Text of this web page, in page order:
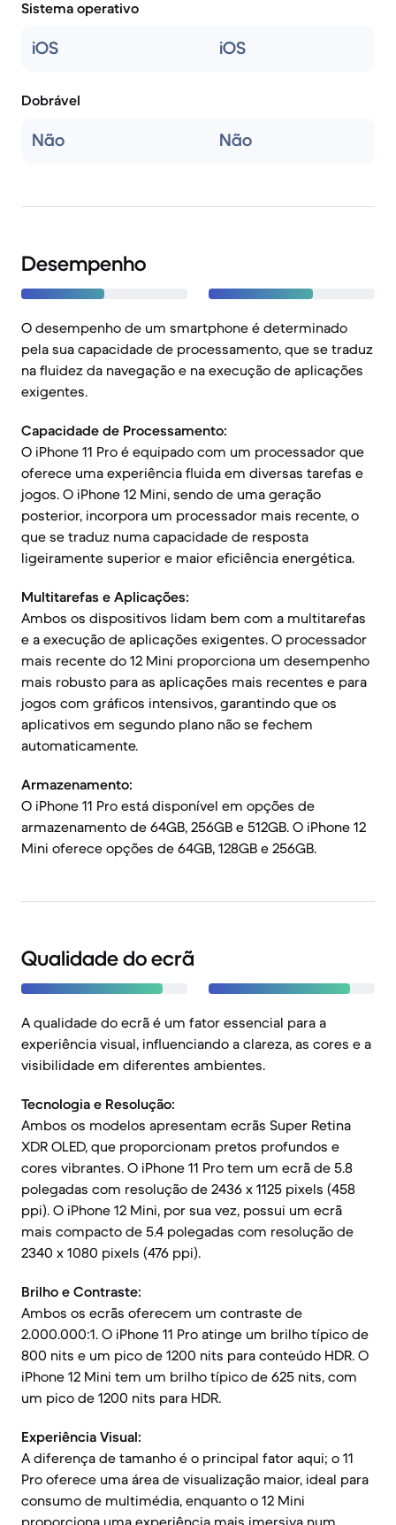
Sistema operativo
iOS iOS
Dobrável
Não Não
Desempenho
O desempenho de um smartphone é determinado
pela sua capacidade de processamento, que se traduz
na fluidez da navegação e na execução de aplicações
exigentes.
Capacidade de Processamento:
O iPhone 11 Pro é equipado com um processador que
oferece uma experiência fluida em diversas tarefas e
jogos. O iPhone 12 Mini, sendo de uma geração
posterior, incorpora um processador mais recente, o
que se traduz numa capacidade de resposta
ligeiramente superior e maior eficiência energética.
Multitarefas e Aplicações:
Ambos os dispositivos lidam bem com a multitarefas
e a execução de aplicações exigentes. O processador
mais recente do 12 Mini proporciona um desempenho
mais robusto para as aplicações mais recentes e para
jogos com gráficos intensivos, garantindo que os
aplicativos em segundo plano não se fechem
automaticamente.
Armazenamento:
O iPhone 11 Pro está disponível em opções de
armazenamento de 64GB, 256GB e 512GB. O iPhone 12
Mini oferece opções de 64GB, 128GB e 256GB.
Qualidade do ecrã
A qualidade do ecrã é um fator essencial para a
experiência visual, influenciando a clareza, as cores e a
visibilidade em diferentes ambientes.
Tecnologia e Resolução:
Ambos os modelos apresentam ecrãs Super Retina
XDR OLED, que proporcionam pretos profundos e
cores vibrantes. O iPhone 11 Pro tem um ecrã de 5.8
polegadas com resolução de 2436 x 1125 pixels (458
ppi). O iPhone 12 Mini, por sua vez, possui um ecrã
mais compacto de 5.4 polegadas com resolução de
2340 x 1080 pixels (476 ppi).
Brilho e Contraste:
Ambos os ecrãs oferecem um contraste de
2.000.000:1. O iPhone 11 Pro atinge um brilho típico de
800 nits e um pico de 1200 nits para conteúdo HDR. O
iPhone 12 Mini tem um brilho típico de 625 nits, com
um pico de 1200 nits para HDR.
Experiência Visual:
A diferença de tamanho é o principal fator aqui; o 11
Pro oferece uma área de visualização maior, ideal para
consumo de multimédia, enquanto o 12 Mini
proporciona uma experiência mais imersiva num